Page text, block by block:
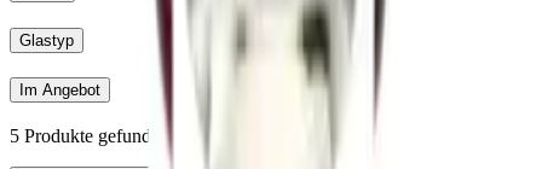
Glastyp
Im Angebot
5 Produkte gefunden